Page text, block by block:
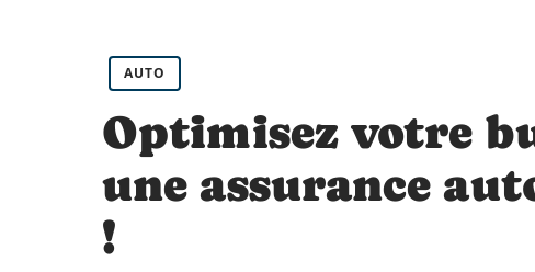
AUTO
Optimisez votre
une assurance
!